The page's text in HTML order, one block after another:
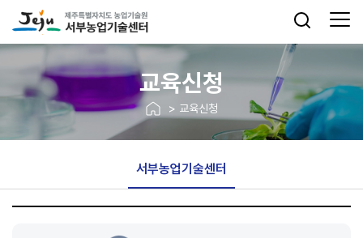
교육신청
> 교육신청
서부농업기술센터